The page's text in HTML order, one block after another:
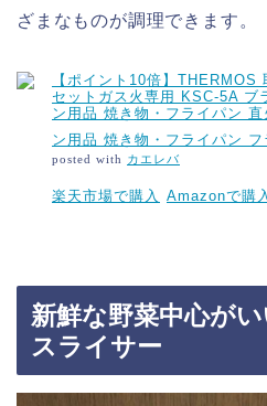
ざまなものが調理できます。
【ポイント10倍】THERMOS
セットガス火専用 KSC-5A ブ
ン用品 焼き物・フライパン
ン用品 焼き物・フライパン フ
posted with カエレバ
楽天市場で購入 Amazonで購入
新鮮な野菜中心が
スライサー